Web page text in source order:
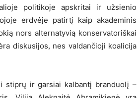
politikoje apskritai ir užsienio
erdvėje patirtį kaip akademinis
nors alternatyvią konservatoriškai
diskusijos, nes valdančioji koalicija
stiprų ir garsiai kalbantį branduolį –